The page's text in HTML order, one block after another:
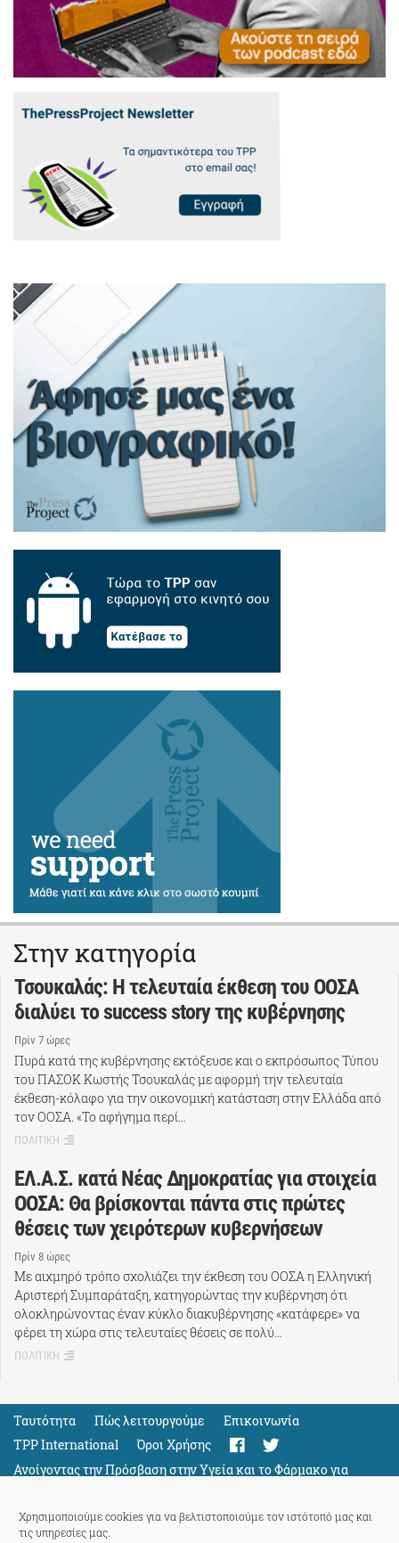
Χρησιμοποιούμε cookies για να βελτιστοποιούμε τον ιστότοπό μας και
τις υπηρεσίες μας.
Στην κατηγορία
Τσουκαλάς: Η τελευταία έκθεση του ΟΟΣΑ
διαλύει το success story της κυβέρνησης
Πρίν 7 ώρες
Πυρά κατά της κυβέρνησης εκτόξευσε και ο εκπρόσωπος Τύπου
του ΠΑΣΟΚ Κωστής Τσουκαλάς με αφορμή την τελευταία
έκθεση-κόλαφο για την οικονομική κατάσταση στην Ελλάδα από
τον ΟΟΣΑ. «Το αφήγημα περί…
ΠΟΛΙΤΙΚΗ
ΕΛ.Α.Σ. κατά Νέας Δημοκρατίας για στοιχεία
ΟΟΣΑ: Θα βρίσκονται πάντα στις πρώτες
θέσεις των χειρότερων κυβερνήσεων
Πρίν 8 ώρες
Με αιχμηρό τρόπο σχολιάζει την έκθεση του ΟΟΣΑ η Ελληνική
Αριστερή Συμπαράταξη, κατηγορώντας την κυβέρνηση ότι
ολοκληρώνοντας έναν κύκλο διακυβέρνησης «κατάφερε» να
φέρει τη χώρα στις τελευταίες θέσεις σε πολύ…
ΠΟΛΙΤΙΚΗ
Ταυτότητα Πώς λειτουργούμε
Eπικοινωνία
TPP International
Όροι Χρήσης
Ανοίγοντας την Πρόσβαση στην Υγεία και το Φάρμακο για
Όλους
Support